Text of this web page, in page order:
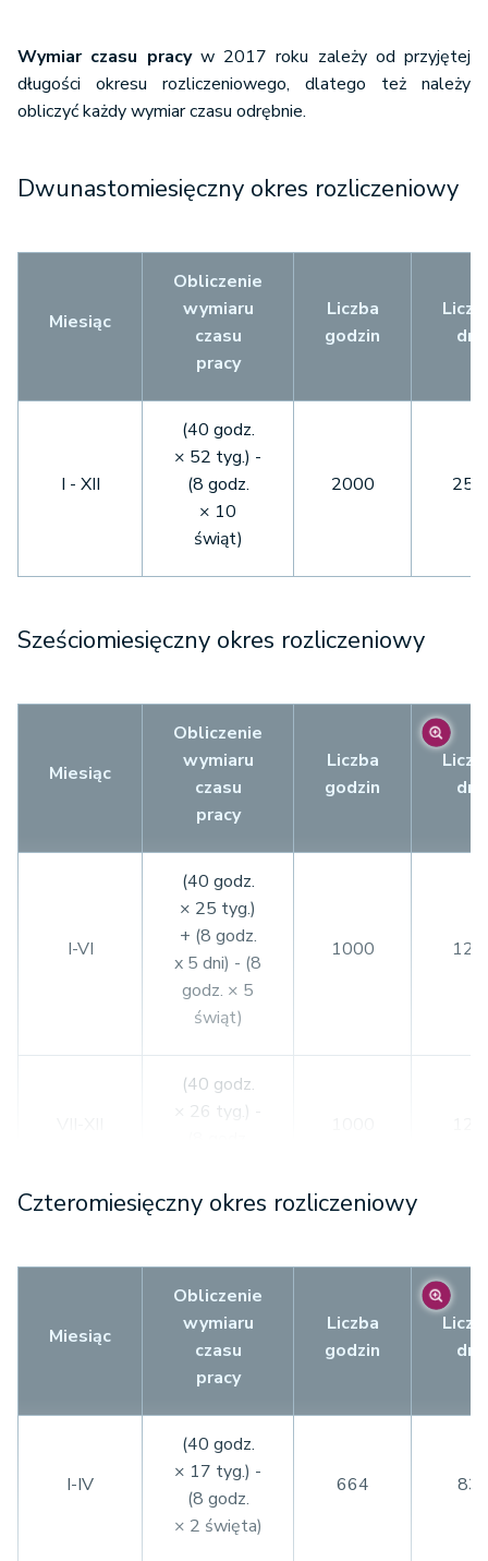
Wymiar czasu pracyw 2017 roku zależy od przyjętej
długości okresu rozliczeniowego, dlatego też należy
obliczyć każdy wymiar czasu odrębnie.
Dwunastomiesięczny okres rozliczeniowy
Miesiąc
Obliczenie
wymiaru
czasu
pracy
Liczba
godzin
dni
I - XII
(40 godz.
× 52 tyg.) -
(8 godz.
× 10
świąt)
2000 250
Sześciomiesięczny okres rozliczeniowy
Miesiąc
Obliczenie
wymiaru
czasu
pracy
Liczba
godzin
dni
I-VI
(40 godz.
× 25 tyg.)
+ (8 godz.
x 5 dni) - (8
godz. × 5
świąt)
1000 125
(40 godz.
× 26 tyg.) -
Czteromiesięczny okres rozliczeniowy
Miesiąc
Obliczenie
wymiaru
czasu
pracy
Liczba
godzin
dni
I-IV
(40 godz.
× 17 tyg.) -
(8 godz.
× 2 święta)
664 83